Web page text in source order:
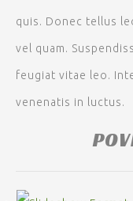
quis. Donec tellus
vel quam.
feugiat vitae leo.
venenatis in luctus.